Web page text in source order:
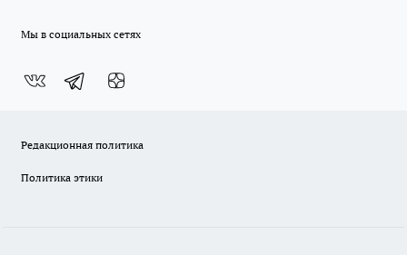
Мы в социальных сетях
Редакционная политика
Политика этики